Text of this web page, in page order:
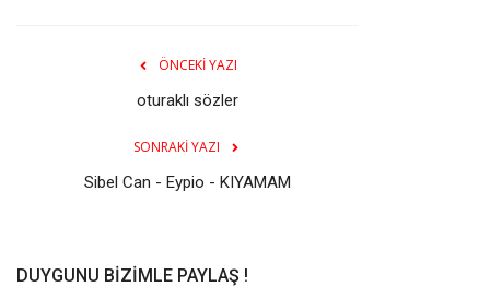
ÖNCEKI YAZI
oturaklı sözler
SONRAKI YAZI
Sibel Can - Eypio - KIYAMAM
DUYGUNU BIZIMLE PAYLAŞ !